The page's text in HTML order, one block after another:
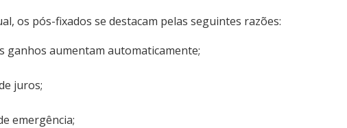
os pós-fixados se destacam pelas seguintes razões:
ganhos aumentam automaticamente;
juros;
emergência;